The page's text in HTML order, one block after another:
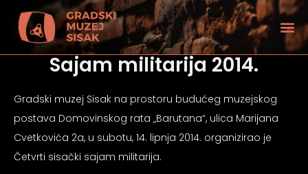
Sajam militarija 2014.
Gradski muzej Sisak na prostoru budućeg muzejskog
postava Domovinskog rata „Barutana“, ulica Marijana
Cvetkovića 2a, u subotu, 14. lipnja 2014. organizirao je
Četvrti sisački sajam militarija.